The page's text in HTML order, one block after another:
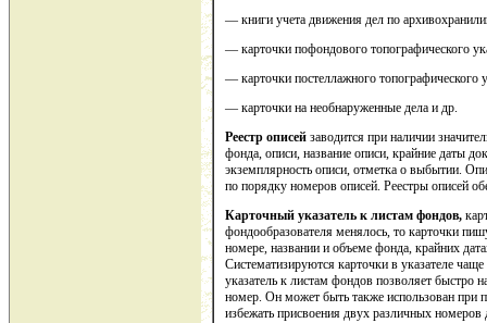
— книги учета движения дел по
— карточки пофондового топографического
— карточки постеллажного топографического
— карточки на необнаруженные дела и др.
Реестр описей заводится при наличии
фонда, описи, название описи, крайние даты
экземплярность описи, отметка о выбытии.
по порядку номеров описей. Реестры описей
Карточный указатель к листам фондов,
фондообразователя менялось, то карточки
номере, названии и объеме фонда, крайних
Систематизируются карточки в указателе
указатель к листам фондов позволяет быстро
номер. Он может быть также использован при
избежать присвоения двух различных